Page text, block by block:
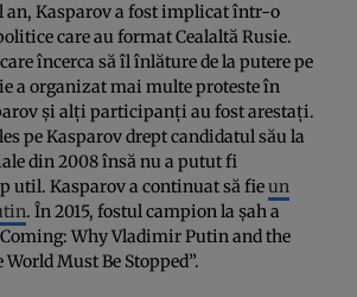
Kasparov a fost implicat într-o
care au format Cealaltă Rusie.
încerca să îl înlăture de la putere pe
a organizat mai multe proteste în
și alți participanți au fost arestați.
pe Kasparov drept candidatul său la
din 2008 însă nu a putut fi
util. Kasparov a continuat să fieun
. În 2015, fostul campion la șah a
Why Vladimir Putin and the
Must Be Stopped”.